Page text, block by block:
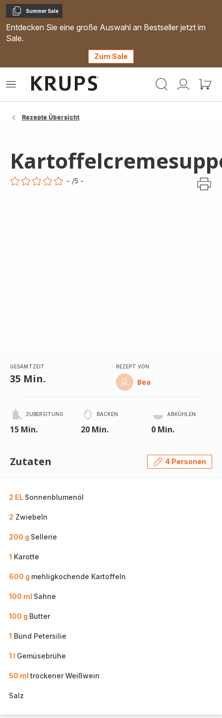
Kopieren
Summer Sale
Entdecken Sie eine große Auswahl an Bestseller jetzt im
Sale.
Zum Sale
Mein
Mein
Das
Rezepte Übersicht
- /5 -
GESAMTZEIT
35 Min.
REZEPT VON
Bea
ZUBEREITUNG
15 Min.
BACKEN
20 Min.
ABKÜHLEN
0 Min.
Zutaten 4 Personen
2 EL Sonnenblumenöl
2 Zwiebeln
200 g Sellerie
1 Karotte
600 g mehligkochende Kartoffeln
100 ml Sahne
100 g Butter
1 Bund Petersilie
1 l Gemüsebrühe
50 ml trockener Weißwein
Salz